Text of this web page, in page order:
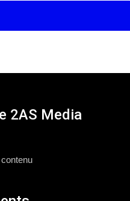
2AS Media